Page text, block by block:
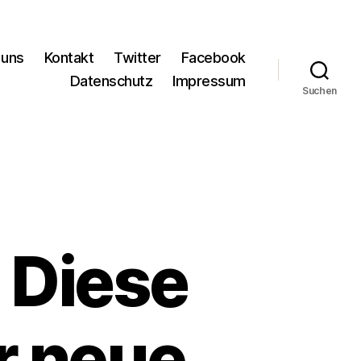
Kontakt Twitter
Facebook
Datenschutz
Impressum
Suchen